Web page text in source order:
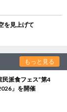
を見上げて
もっと見る
派食フェス”第4
」を開催